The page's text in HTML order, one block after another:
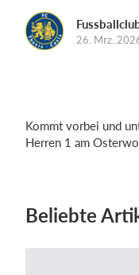
Vereins App
26. Mrz.
Kommt vorbei und
Herren 1 am
Beliebte